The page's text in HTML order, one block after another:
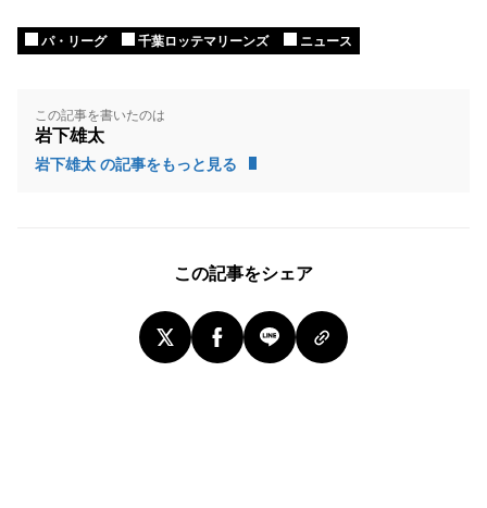
パ・リーグ 千葉ロッテマリーンズ ニュース
この記事を書いたのは
岩下雄太
岩下雄太 の記事をもっと見る
この記事をシェア